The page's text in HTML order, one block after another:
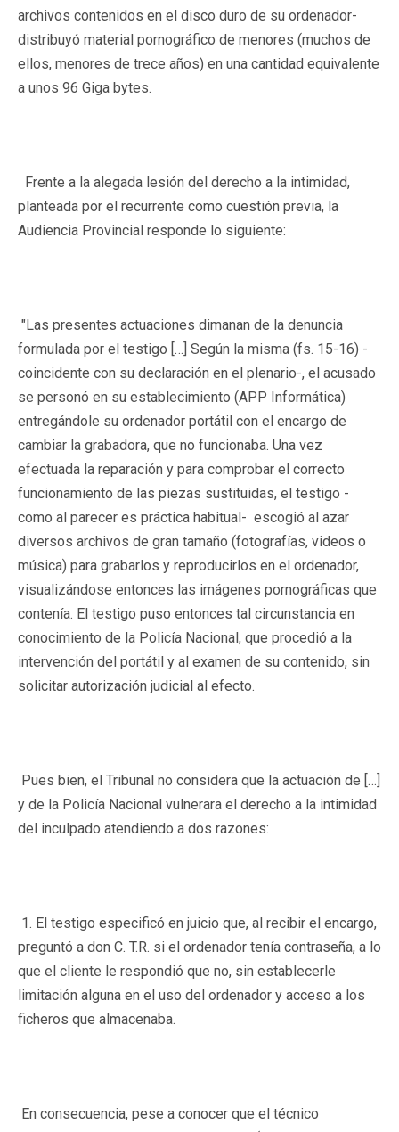
archivos contenidos en el disco duro de su ordenador-
distribuyó material pornográfico de menores (muchos de
ellos, menores de trece años) en una cantidad equivalente
a unos 96 Giga bytes.
Frente a la alegada lesión del derecho a la intimidad,
planteada por el recurrente como cuestión previa, la
Audiencia Provincial responde lo siguiente:
"Las presentes actuaciones dimanan de la denuncia
formulada por el testigo […] Según la misma (fs. 15-16) -
coincidente con su declaración en el plenario-, el acusado
se personó en su establecimiento (APP Informática)
entregándole su ordenador portátil con el encargo de
cambiar la grabadora, que no funcionaba. Una vez
efectuada la reparación y para comprobar el correcto
funcionamiento de las piezas sustituidas, el testigo -
como al parecer es práctica habitual- escogió al azar
diversos archivos de gran tamaño (fotografías, videos o
música) para grabarlos y reproducirlos en el ordenador,
visualizándose entonces las imágenes pornográficas que
contenía. El testigo puso entonces tal circunstancia en
conocimiento de la Policía Nacional, que procedió a la
intervención del portátil y al examen de su contenido, sin
solicitar autorización judicial al efecto.
Pues bien, el Tribunal no considera que la actuación de […]
y de la Policía Nacional vulnerara el derecho a la intimidad
del inculpado atendiendo a dos razones:
1. El testigo especificó en juicio que, al recibir el encargo,
preguntó a don C. T.R. si el ordenador tenía contraseña, a lo
que el cliente le respondió que no, sin establecerle
limitación alguna en el uso del ordenador y acceso a los
ficheros que almacenaba.
En consecuencia, pese a conocer que el técnico